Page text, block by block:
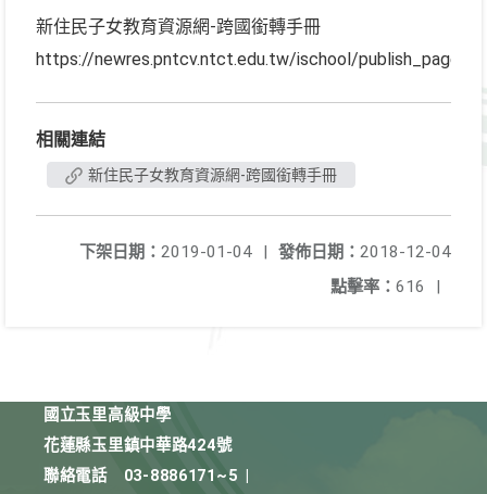
新住民子女教育資源網-跨國銜轉手冊
https://newres.pntcv.ntct.edu.tw/ischool/publish_page/
相關連結
新住民子女教育資源網-跨國銜轉手冊
發佈日期： 2018-12-04
下架日期： 2019-01-04
|
點擊率： 616 |
國立玉里高級中學
花蓮縣玉里鎮中華路424號
聯絡電話
03-8886171~5